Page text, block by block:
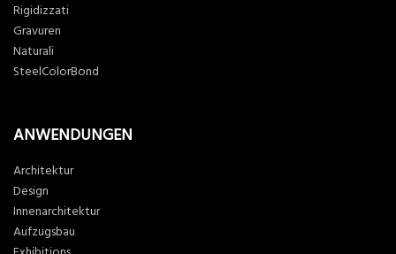
Rigidizzati
Gravuren
Naturali
SteelColorBond
ANWENDUNGEN
Architektur
Design
Innenarchitektur
Aufzugsbau